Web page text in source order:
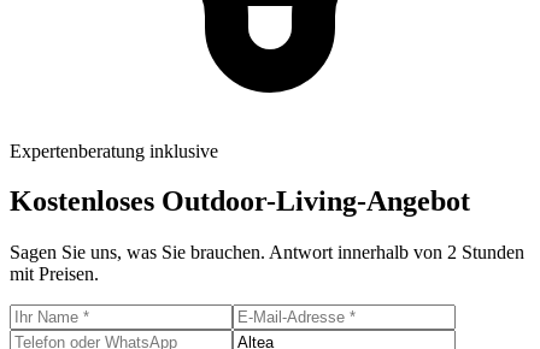
Expertenberatung inklusive
Kostenloses Outdoor-Living-Angebot
Sagen Sie uns, was Sie brauchen. Antwort innerhalb von 2 Stunden
mit Preisen.